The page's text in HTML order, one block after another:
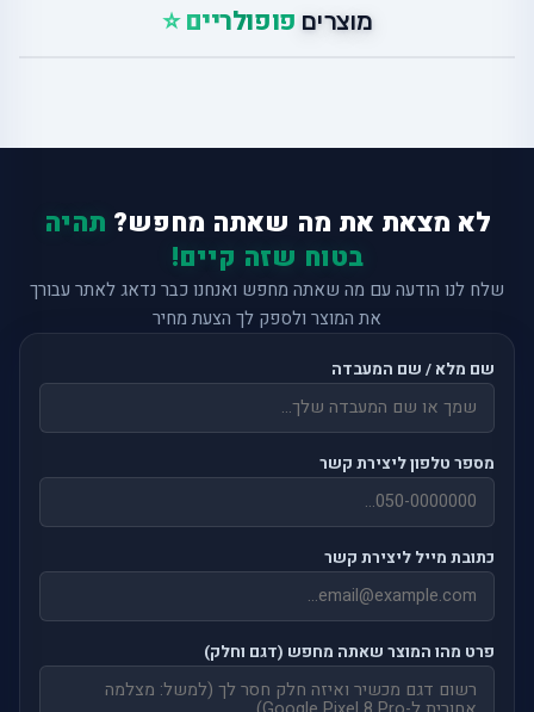
מוצרים פופולריים ⭐
לא מצאת את מה שאתה מחפש? תהיה
בטוח שזה קיים!
שלח לנו הודעה עם מה שאתה מחפש ואנחנו כבר נדאג לאתר עבורך
את המוצר ולספק לך הצעת מחיר
שם מלא / שם המעבדה
מספר טלפון ליצירת קשר
כתובת מייל ליצירת קשר
פרט מהו המוצר שאתה מחפש (דגם וחלק)